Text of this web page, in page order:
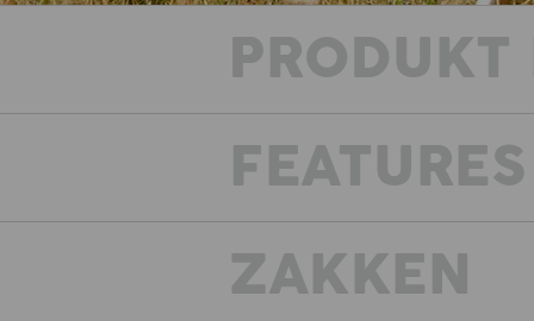
PRODUKT
FEATURES
ZAKKEN